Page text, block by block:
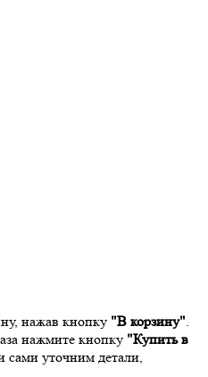
нажав кнопку "В корзину".
нажмите кнопку "Купить в
сами уточним детали,